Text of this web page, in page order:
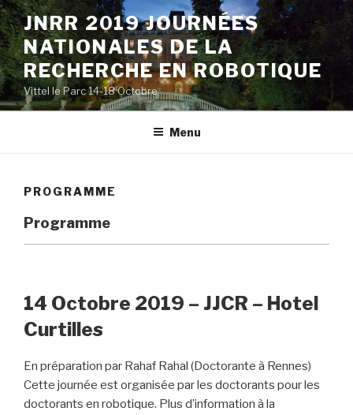
Aller
au
contenu
principal
JNRR 2019 JOURNÉES
NATIONALES DE LA
RECHERCHE EN ROBOTIQUE
Vittel le Parc 14-18 Octobre
Menu
PROGRAMME
Programme
14 Octobre 2019 – JJCR – Hotel
Curtilles
En préparation par Rahaf Rahal (Doctorante à Rennes)
Cette journée est organisée par les doctorants pour les
doctorants en robotique. Plus d’information à la